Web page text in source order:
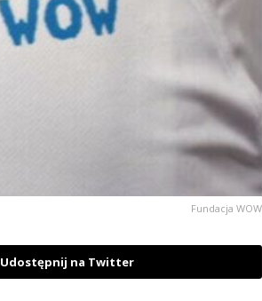
Fundacja WOW
Udostępnij na Twitter